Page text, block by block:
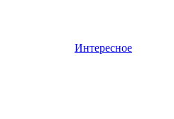
Интересное